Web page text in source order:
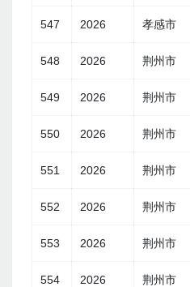
547 2026 孝感市
548 2026 荆州市
549 2026 荆州市
550 2026 荆州市
551 2026 荆州市
552 2026 荆州市
553 2026 荆州市
554 2026 荆州市